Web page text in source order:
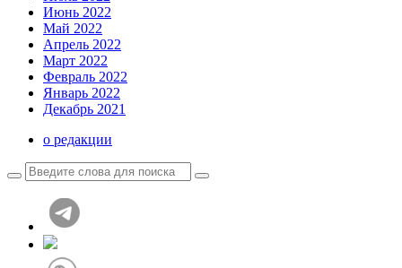
Июнь 2022
Май 2022
Апрель 2022
Март 2022
Февраль 2022
Январь 2022
Декабрь 2021
о редакции